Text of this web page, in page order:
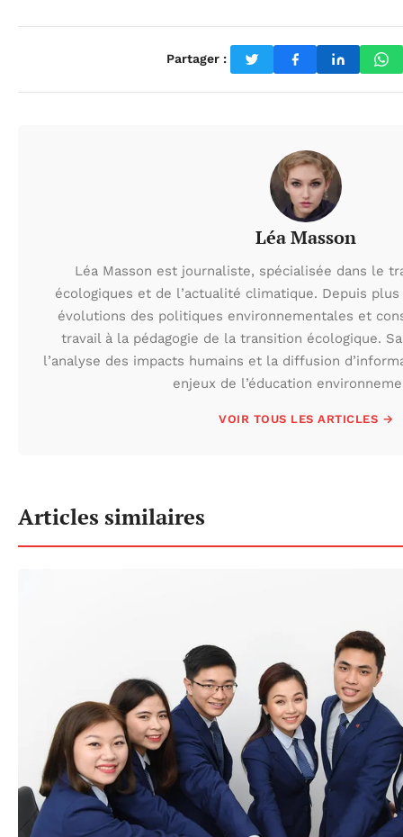
Partager :
Léa Masson
Léa Masson est journaliste, spécialisée dans le
écologiques et de l’actualité climatique. Depuis
évolutions des politiques environnementales et
travail à la pédagogie de la transition écologique.
l’analyse des impacts humains et la diffusion
enjeux de l’éducation
VOIR TOUS LES ARTICLES →
Articles similaires